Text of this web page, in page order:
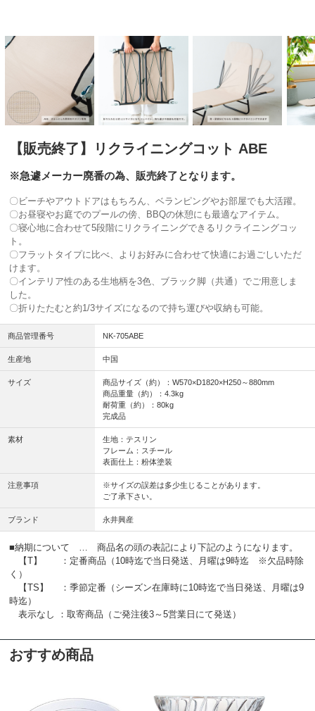
【販売終了】リクライニングコット ABE
※急遽メーカー廃番の為、販売終了となります。
〇ビーチやアウトドアはもちろん、ベランピングやお部屋でも大活躍。
〇お昼寝やお庭でのプールの傍、BBQの休憩にも最適なアイテム。
〇寝心地に合わせて5段階にリクライニングできるリクライニングコッ
ト。
〇フラットタイプに比べ、よりお好みに合わせて快適にお過ごしいただ
けます。
〇インテリア性のある生地柄を3色、ブラック脚（共通）でご用意しま
した。
〇折りたたむと約1/3サイズになるので持ち運びや収納も可能。
商品管理番号 NK-705ABE
生産地 中国
サイズ
商品サイズ（約）：W570×D1820×H250～880mm
商品重量（約）：4.3kg
耐荷重（約）：80kg
完成品
素材
生地：テスリン
フレーム：スチール
表面仕上：粉体塗装
注意事項
※サイズの誤差は多少生じることがあります。
ご了承下さい。
ブランド 永井興産
■納期について … 商品名の頭の表記により下記のようになります。
【T】 ：定番商品（10時迄で当日発送、月曜は9時迄 ※欠品時除
く）
【TS】 ：季節定番（シーズン在庫時に10時迄で当日発送、月曜は9
時迄）
表示なし ：取寄商品（ご発注後3～5営業日にて発送）
おすすめ商品